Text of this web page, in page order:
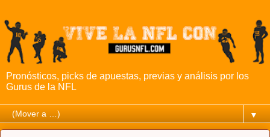
Pronósticos, picks de apuestas, previas y análisis por los
Gurus de la NFL
▼